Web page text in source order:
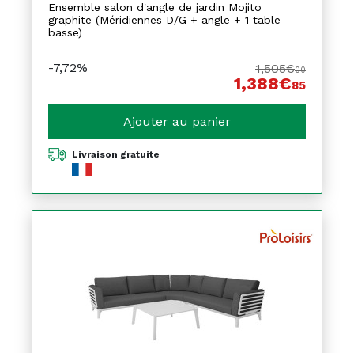
Ensemble salon d'angle de jardin Mojito
graphite (Méridiennes D/G + angle + 1 table
basse)
-7,72% 1,505€00
1,388€85
Ajouter au panier
Livraison gratuite